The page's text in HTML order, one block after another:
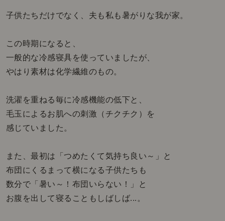
子供たちだけでなく、夫も私も暑がりな我が家。
この時期になると、
一般的な冷感寝具を使っていましたが、
やはり素材は化学繊維のもの。
洗濯を重ねる毎に冷感機能の低下と、
毛玉によるお肌への刺激（チクチク）を
感じていました。
また、最初は「つめたくて気持ち良い～」と
布団にくるまって横になる子供たちも
数分で「暑い～！布団いらない！」と
お腹を出して寝ることもしばしば...。